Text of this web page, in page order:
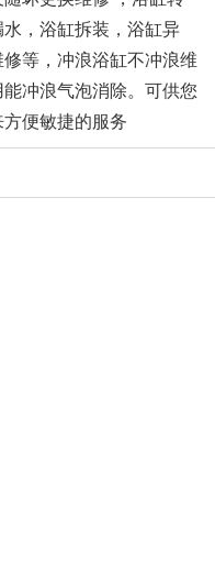
，浴缸拆装，浴缸异
等，冲浪浴缸不冲浪维
冲浪气泡消除。可供您
便敏捷的服务